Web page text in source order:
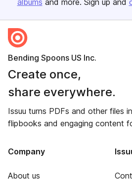
albums and more. Sign up and
Bending Spoons US Inc.
Create once,
share everywhere.
Issuu turns PDFs and other files
flipbooks and engaging content
Company
About us